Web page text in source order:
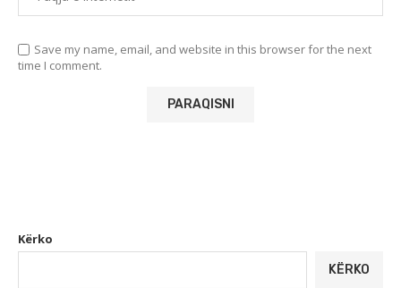
Save my name, email, and website in this browser for the next
time I comment.
Kërko
KËRKO